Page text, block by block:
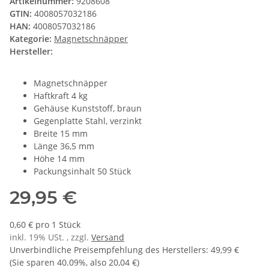
GTIN: 4008057032186
HAN: 4008057032186
Kategorie: Magnetschnäpper
Hersteller:
Magnetschnäpper
Haftkraft 4 kg
Gehäuse Kunststoff, braun
Gegenplatte Stahl, verzinkt
Breite 15 mm
Länge 36,5 mm
Höhe 14 mm
Packungsinhalt 50 Stück
29,95 €
0,60 € pro 1 Stück
inkl. 19% USt. , zzgl. Versand
Unverbindliche Preisempfehlung des Herstellers: 49,99 €
(Sie sparen 40.09%, also 20,04 €)